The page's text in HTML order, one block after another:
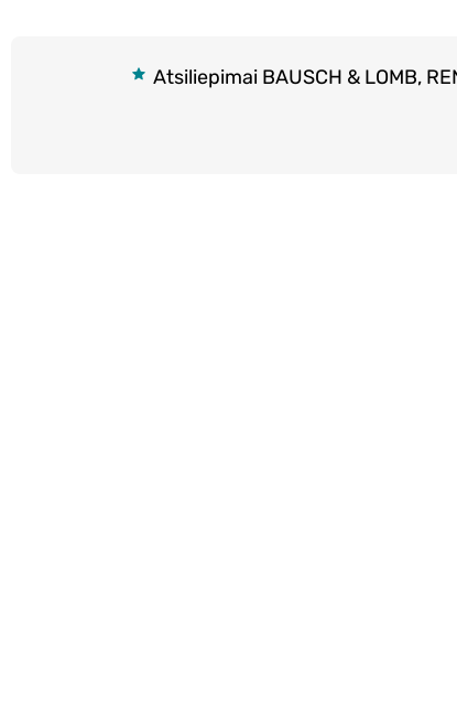
Atsiliepimai BAUSCH & LOMB,